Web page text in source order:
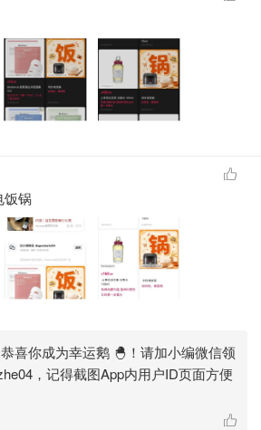
饭锅
恭喜你成为幸运鹅 🐣！请加小编微信领
，记得截图App内用户ID页面方便